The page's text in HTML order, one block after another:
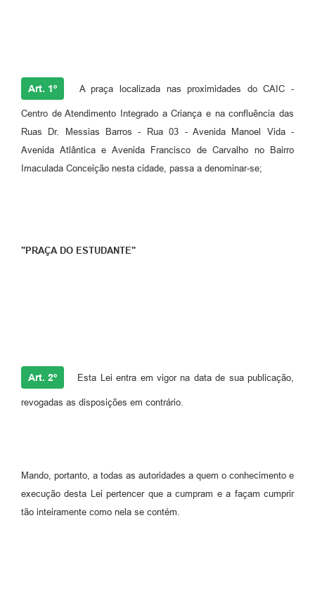
Art. 1º A praça localizada nas proximidades do CAIC -
Centro de Atendimento Integrado a Criança e na confluência das
Ruas Dr. Messias Barros - Rua 03 - Avenida Manoel Vida -
Avenida Atlântica e Avenida Francisco de Carvalho no Bairro
Imaculada Conceição nesta cidade, passa a denominar-se;
"PRAÇA DO ESTUDANTE"
Art. 2º Esta Lei entra em vigor na data de sua publicação,
revogadas as disposições em contrário.
Mando, portanto, a todas as autoridades a quem o conhecimento e
execução desta Lei pertencer que a cumpram e a façam cumprir
tão inteiramente como nela se contém.